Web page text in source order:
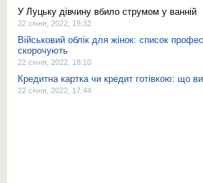
У Луцьку дівчину вбило струмом у ванній
22 січня, 2022, 19:32
Військовий облік для жінок: список
скорочують
22 січня, 2022, 18:10
Кредитна картка чи кредит готівкою: що
22 січня, 2022, 17:44